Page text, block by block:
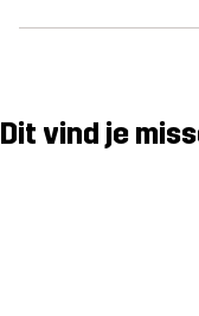
Dit vind je